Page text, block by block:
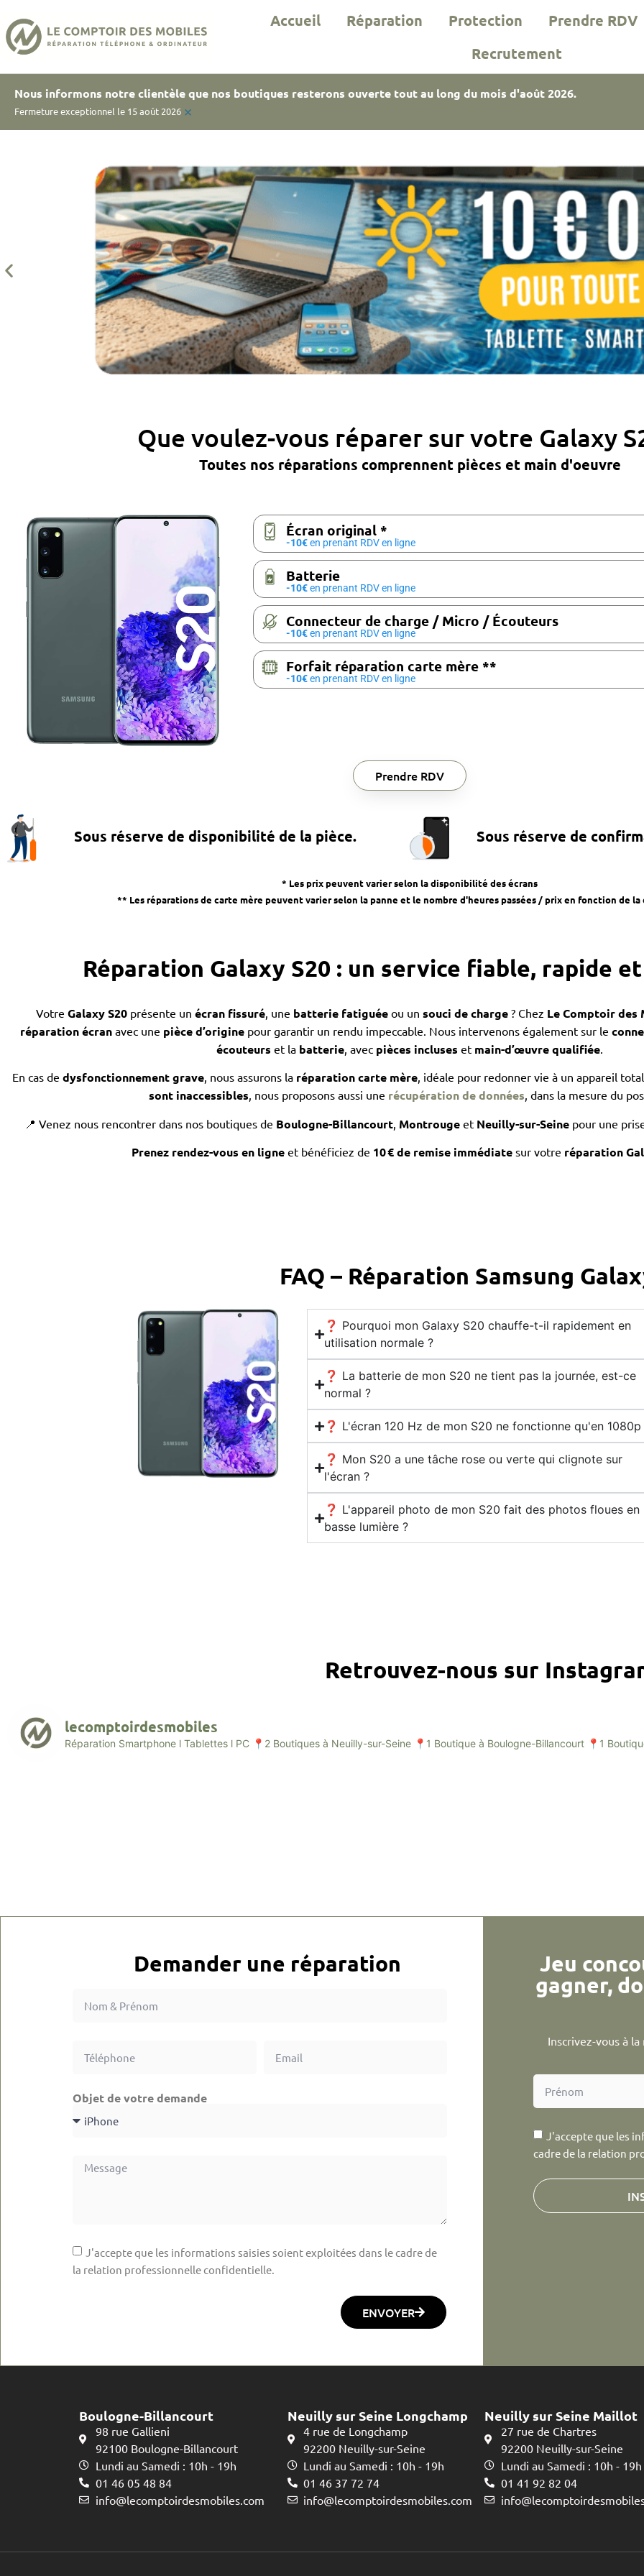
Accueil Réparation Protection
Prendre RDV
Recrutement
Nous informons notre clientèle que nos boutiques resterons ouverte tout au long du mois d'août 2026.
Fermeture exceptionnel le 15 août 2026 ×
Que voulez-vous réparer sur votre Galaxy
Toutes nos réparations comprennent pièces et main d'oeuvre
Écran original *
-10€en prenant RDV en ligne
Batterie
-10€en prenant RDV en ligne
Connecteur de charge / Micro / Écouteurs
-10€en prenant RDV en ligne
Forfait réparation carte mère **
-10€en prenant RDV en ligne
Prendre RDV
Sous réserve de disponibilité de la pièce. Sous réserve de
* Les prix peuvent varier selon la disponibilité des écrans
** Les réparations de carte mère peuvent varier selon la panne et le nombre d'heures passées / prix en fonction de
Réparation Galaxy S20 : un service fiable, rapide
Votre Galaxy S20présente un écran fissuré, une batterie fatiguéeou un souci de charge? Chez Le Comptoir des
réparation écran avec une pièce d’origine pour garantir un rendu impeccable. Nous intervenons également sur le
écouteurs et la batterie , avec pièces incluses et main-d’œuvre qualifiée
En cas de dysfonctionnement grave, nous assurons la réparation carte mère, idéale pour redonner vie à un appareil
sont inaccessibles, nous proposons aussi une récupération de données, dans la mesure du
📍 Venez nous rencontrer dans nos boutiques de Boulogne-Billancourt Montrouge et Neuilly-sur-Seine pour une
Prenez rendez-vous en ligneet bénéficiez de 10 € de remise immédiatesur votre réparation
FAQ – Réparation Samsung
❓ Pourquoi mon Galaxy S20 chauffe-t-il rapidement en
utilisation normale ?
❓ La batterie de mon S20 ne tient pas la journée, est-ce
normal ?
❓ L'écran 120 Hz de mon S20 ne fonctionne qu'en 1080p
❓ Mon S20 a une tâche rose ou verte qui clignote sur
l'écran ?
❓ L'appareil photo de mon S20 fait des photos floues en
basse lumière ?
Retrouvez-nous sur
lecomptoirdesmobiles
Réparation Smartphone l Tablettes l PC 📍2 Boutiques à Neuilly-sur-Seine 📍1 Boutique à Boulogne-Billancourt 📍1
Demander une réparation
Objet de votre demande
J'accepte que les informations saisies soient exploitées dans le cadre de
la relation professionnelle confidentielle.
ENVOYER
Jeu
gagner,
Inscrivez-vous à
J'accepte que les
cadre de la relation
Boulogne-Billancourt
98 rue Gallieni
92100 Boulogne-Billancourt
Lundi au Samedi : 10h - 19h
01 46 05 48 84
info@lecomptoirdesmobiles.com
Neuilly sur Seine Longchamp
4 rue de Longchamp
92200 Neuilly-sur-Seine
Lundi au Samedi : 10h - 19h
01 46 37 72 74
info@lecomptoirdesmobiles.com
Neuilly sur Seine Maillot
27 rue de Chartres
92200 Neuilly-sur-Seine
Lundi au Samedi : 10h - 19h
01 41 92 82 04